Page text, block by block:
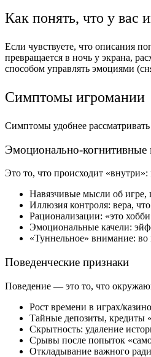
Как понять, что у вас
Если чувствуете, что описания
превращается в ночь у экрана,
способом управлять эмоциями
Симптомы игромании
Симптомы удобнее
Эмоционально-когнитивные
Это то, что происходит
Навязчивые мысли об игре,
Иллюзия контроля: вера,
Рационализации: «это
Эмоциональные качели:
«Туннельное» внимание:
Поведенческие признаки
Поведение — это то, что
Рост времени в играх/
Тайные депозиты, кредиты
Скрытность: удаление
Срывы после попыток
Откладывание важного